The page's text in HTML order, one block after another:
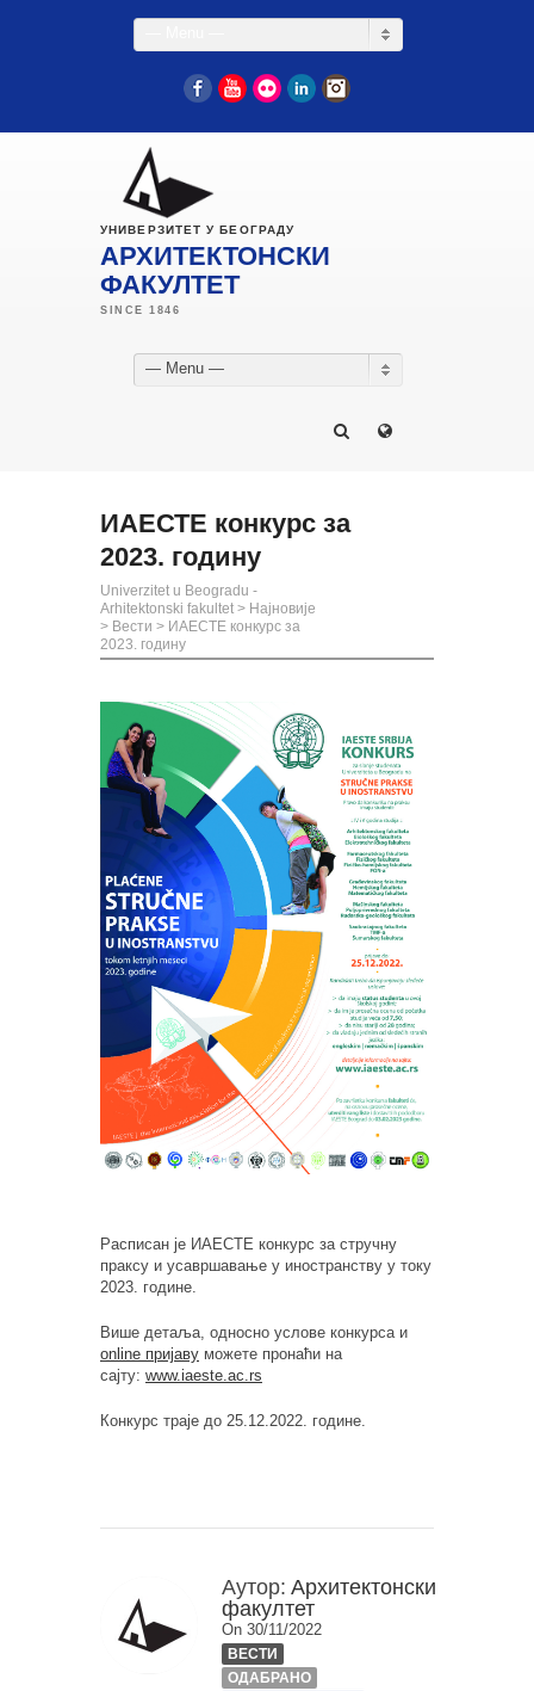
FacebookYouTube
Flickr LinkedIn
УНИВЕРЗИТЕТ У БЕОГРАДУ
АРХИТЕКТОНСКИ
ФАКУЛТЕТ
— Menu —
ИАЕСТЕ конкурс за
2023. годину
Univerzitet u Beogradu -
Arhitektonski fakultet > Најновије
> Вести > ИАЕСТЕ конкурс за
2023. годину
Расписан је ИАЕСТЕ конкурс за стручну
праксу и усавршавање у иностранству у току
2023. године.
Више детаља, односно услове конкурса и
online пријаву можете пронаћи на
сајту: www.iaeste.ac.rs
Конкурс траје до 25.12.2022. године.
Аутор: Архитектонски
факултет
On 30/11/2022
ВЕСТИ
ОДАБРАНО